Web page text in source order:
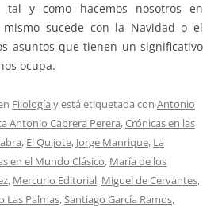
tal y como hacemos nosotros en
sucede con la Navidad o el
asuntos que tienen un significativo
ocupa.
Filología y está etiquetada con Antonio
Antonio Cabrera Perera,Crónicas en las
, El Quijote, Jorge Manrique, La
en el Mundo Clásico, María de los
, Mercurio Editorial, Miguel de Cervantes,
Las Palmas,Santiago García Ramos,